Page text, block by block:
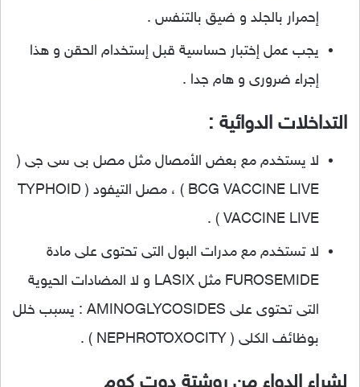
إحمرار بالجلد و ضيق بالتنفس .
يجب عمل إختبار حساسية قبل إستخدام الحقن و هذا
إجراء ضرورى و هام جدا .
التداخلات الدوائية :
لا يستخدم مع بعض الأمصال مثل مصل بى سى جى (
BCG VACCINE LIVE ) ، مصل التيفود ( TYPHOID
VACCINE LIVE ) .
لا تستخدم مع مدرات البول التى تحتوى على مادة
FUROSEMIDE مثل LASIX و لا المضادات الحيوية
التى تحتوى على AMINOGLYCOSIDES : يسبب خلل
بوظائف الكلى ( NEPHROTOXOCITY ) .